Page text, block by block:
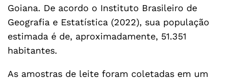
Goiana. De acordo o Instituto Brasileiro de
Geografia e Estatística (2022), sua população
estimada é de, aproximadamente, 51.351
habitantes.
As amostras de leite foram coletadas em um